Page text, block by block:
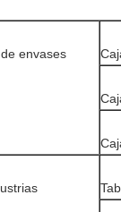
envases